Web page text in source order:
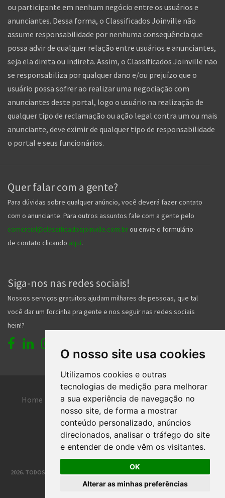
O nosso site usa cookies
Utilizamos cookies e outras
tecnologias de medição para melhorar
a sua experiência de navegação no
nosso site, de forma a mostrar
conteúdo personalizado, anúncios
direcionados, analisar o tráfego do site
e entender de onde vêm os visitantes.
OK
Alterar as minhas preferências
ou participante em nenhum negócio entre os usuários e
anunciantes. Dessa forma, o Classificados Joinville não
assume responsabilidade por nenhuma conseqüência que
possa advir de qualquer relação entre usuários e anunciantes,
seja ela direta ou indireta. Assim, o Classificados Joinville não
se responsabiliza por qualquer dano e/ou prejuízo que o
usuário possa sofrer ao realizar uma negociação com
anunciantes deste portal, logo o usuário na realização de
qualquer tipo de reclamação ou ação legal contra um ou mais
anunciante, deve eximir de qualquer tipo de responsabilidade
o portal e seus funcionários.
Quer falar com a gente?
Para dúvidas sobre qualquer anúncio, você deverá fazer contato
com o anunciante. Para outros assuntos fale com a gente pelo
comercial@classificadosjoinville.com.br ou envie o formulário
de contato clicando aqui.
Siga-nos nas redes sociais!
Nossos serviços gratuitos ajudam milhares de pessoas, que tal
você dar um forcinha pra gente e nos seguir nas redes sociais
hein!?
Home Entrar Faça seu cadastro
Contato Central de ajuda
Termos de uso Inserir anúncio grátis
2026. TODOS OS DIREITOS RESERVADOS. | DESENVOLVIMENTO E HOSPEDAGEM
CLASSIFICADOS JOINVILLE®